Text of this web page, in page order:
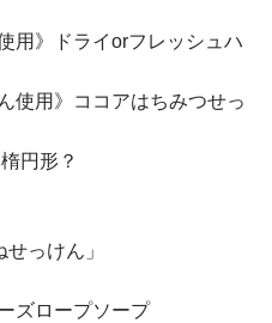
用》ドライorフレッシュハ
使用》ココアはちみつせっ
円形？
っけん」
ズロープソープ